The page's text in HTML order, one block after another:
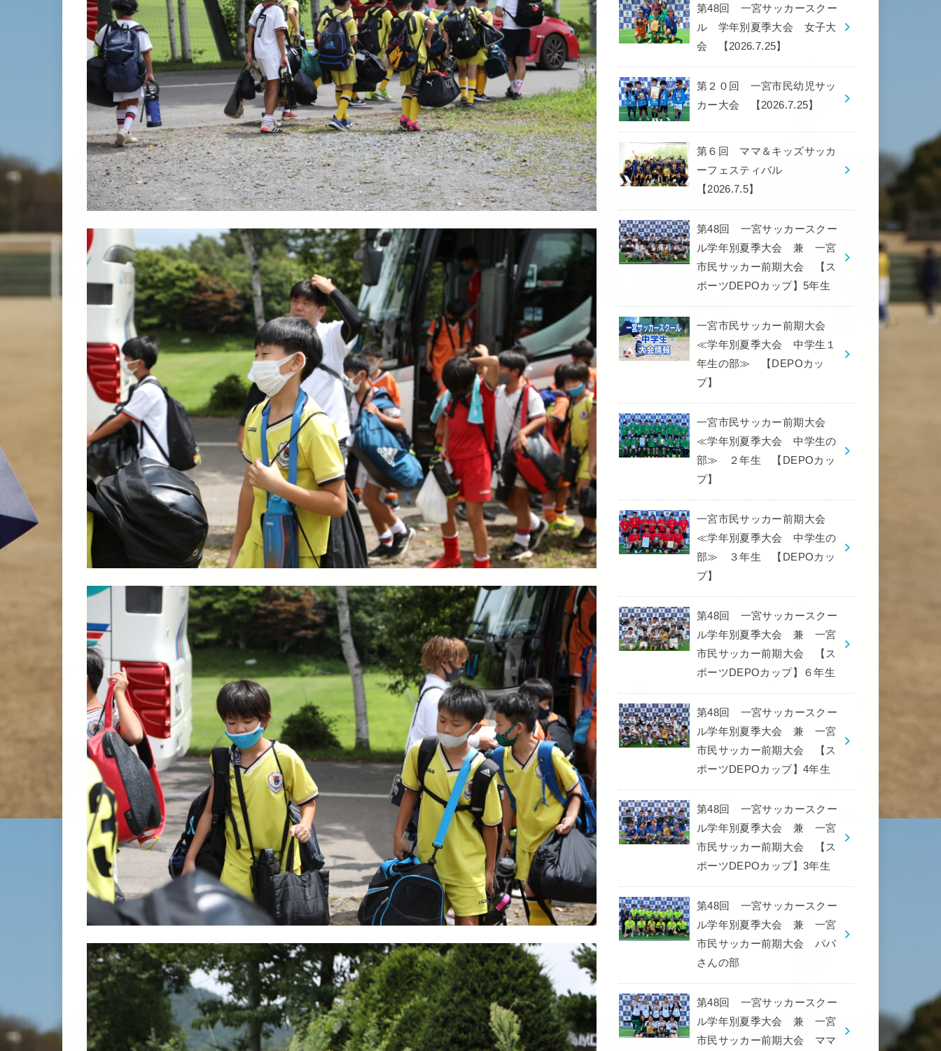
第48回 一宮サッカースクー
ル 学年別夏季大会 女子大
会 【2026.7.25】
第２０回 一宮市民幼児サッ
カー大会 【2026.7.25】
第６回 ママ＆キッズサッカ
ーフェスティバル
【2026.7.5】
第48回 一宮サッカースクー
ル学年別夏季大会 兼 一宮
市民サッカー前期大会 【ス
ポーツDEPOカップ】5年生
一宮市民サッカー前期大会
≪学年別夏季大会 中学生１
年生の部≫ 【DEPOカッ
プ】
一宮市民サッカー前期大会
≪学年別夏季大会 中学生の
部≫ ２年生 【DEPOカッ
プ】
一宮市民サッカー前期大会
≪学年別夏季大会 中学生の
部≫ ３年生 【DEPOカッ
プ】
第48回 一宮サッカースクー
ル学年別夏季大会 兼 一宮
市民サッカー前期大会 【ス
ポーツDEPOカップ】６年生
第48回 一宮サッカースクー
ル学年別夏季大会 兼 一宮
市民サッカー前期大会 【ス
ポーツDEPOカップ】4年生
第48回 一宮サッカースクー
ル学年別夏季大会 兼 一宮
市民サッカー前期大会 【ス
ポーツDEPOカップ】3年生
第48回 一宮サッカースクー
ル学年別夏季大会 兼 一宮
市民サッカー前期大会 パパ
さんの部
第48回 一宮サッカースクー
ル学年別夏季大会 兼 一宮
市民サッカー前期大会 ママ